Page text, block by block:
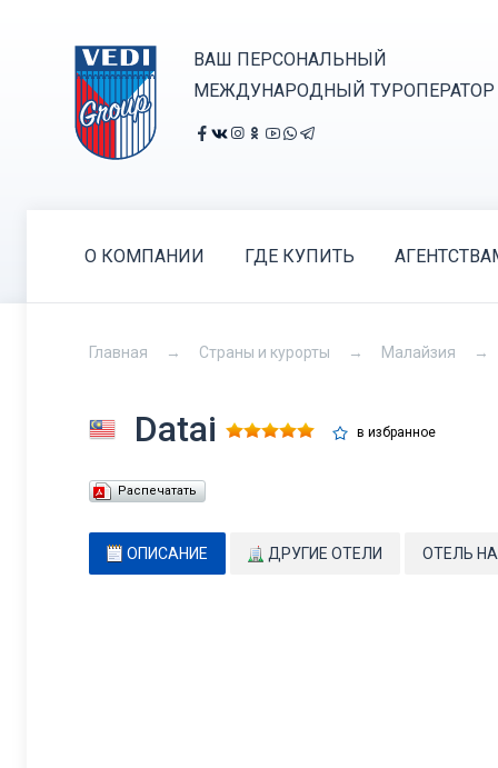
ВАШ ПЕРСОНАЛЬНЫЙ
МЕЖДУНАРОДНЫЙ ТУРОПЕРАТОР
О КОМПАНИИ ГДЕ КУПИТЬ
Главная Страны и курорты Малайзия
Datai в избранное
Распечатать
ОПИСАНИЕ ДРУГИЕ ОТЕЛИ ОТЕЛЬ